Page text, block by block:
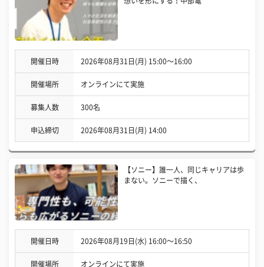
開催日時 2026年08月31日(月) 15:00〜16:00
開催場所 オンラインにて実施
募集人数 300名
申込締切 2026年08月31日(月) 14:00
【ソニー】誰一人、同じキャリアは歩
まない。ソニーで描く、
開催日時 2026年08月19日(水) 16:00〜16:50
開催場所 オンラインにて実施